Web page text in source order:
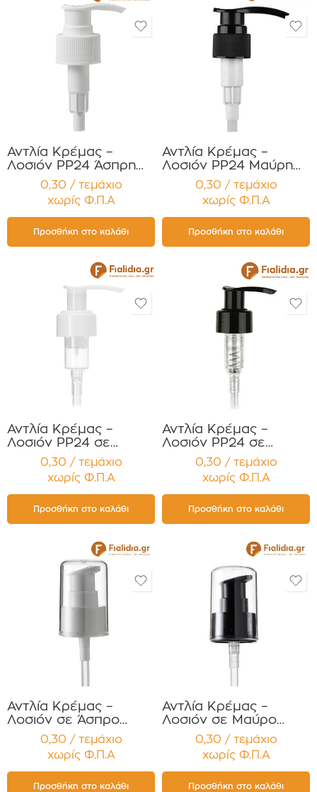
Αντλία Κρέμας –
Λοσιόν PP24 Άσπρη
Τύπου Pop-Up για
Αντισηπτικά ,
Απολυμαντικά
Σαμπουάν Συσκευασία
12 τεμαχίων
0,30 / τεμάχιο
χωρίς Φ.Π.Α
Προσθήκη στο καλάθι
Αντλία Κρέμας –
Λοσιόν PP24 Μαύρη
Τύπου Pop-Up για
Κρέμες,
Σαμπουάν,Αντισηπτικά
Απολυμαντικά
Συσκευασία 12
τεμαχίων
0,30 / τεμάχιο
χωρίς Φ.Π.Α
Προσθήκη στο καλάθι
Αντλία Κρέμας –
Λοσιόν PP24 σε
Άσπρο Γυαλιστερό
Χρώμα Συσκευασία 12
τεμαχίων
0,30 / τεμάχιο
χωρίς Φ.Π.Α
Προσθήκη στο καλάθι
Αντλία Κρέμας –
Λοσιόν PP24 σε
Μαύρο Γυαλιστερό
Χρώμα Συσκευασία 12
τεμαχίων
0,30 / τεμάχιο
χωρίς Φ.Π.Α
Προσθήκη στο καλάθι
Αντλία Κρέμας –
Λοσιόν σε Άσπρο
Γυαλιστερό Χρώμα
PP24 Συσκευασία 12
τεμαχίων
0,30 / τεμάχιο
χωρίς Φ.Π.Α
Προσθήκη στο καλάθι
Αντλία Κρέμας –
Λοσιόν σε Μαύρο
Γυαλιστερό Χρώμα
PP24 Συσκευασία 12
τεμαχίων
0,30 / τεμάχιο
χωρίς Φ.Π.Α
Προσθήκη στο καλάθι